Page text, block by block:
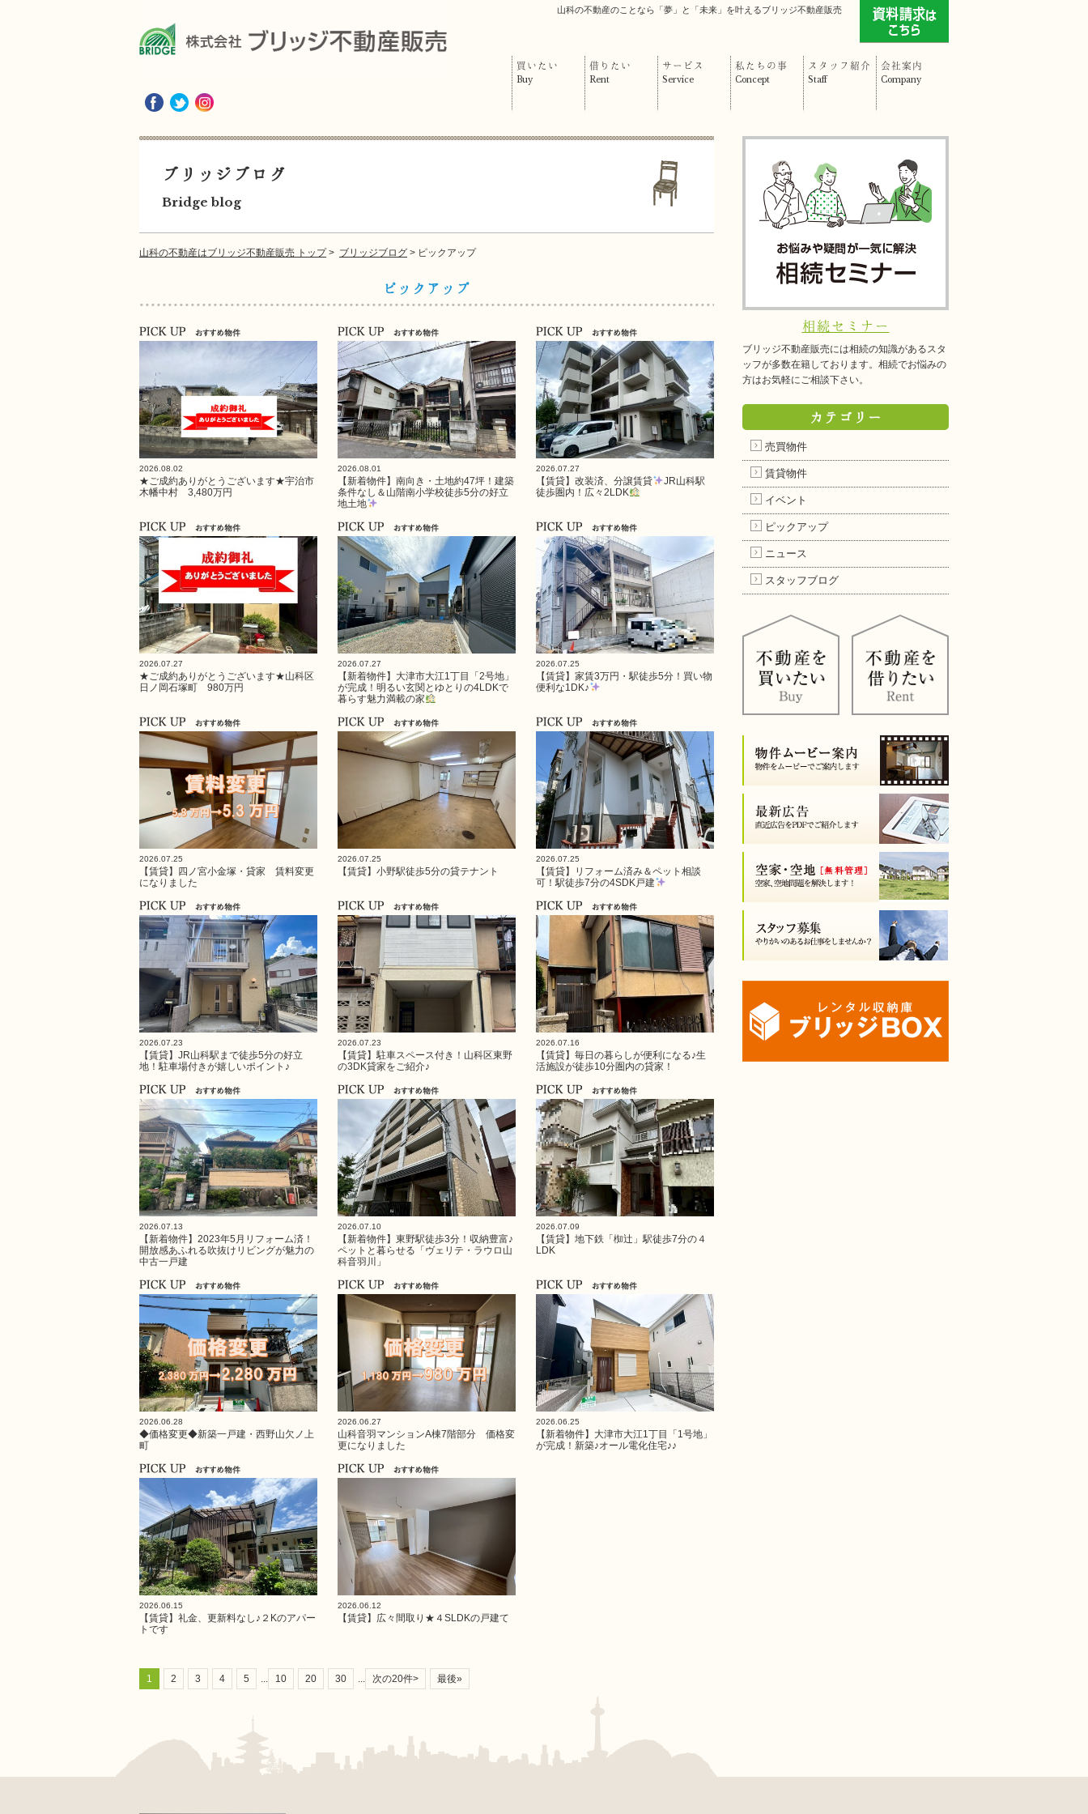
山科の不動産のことなら「夢」と「未来」を叶えるブリッジ不動産販売
買いたい
Buy
借りたい
Rent
サービス
Service
私たちの事
Concept
スタッフ紹介
Staff
会社案内
Company
ブリッジブログ
Bridge blog
山科の不動産はブリッジ不動産販売 トップ> ブリッジブログ > ピックアップ
ピックアップ
2026.08.02
★ご成約ありがとうございます★宇治市
木幡中村 3,480万円
2026.08.01
【新着物件】南向き・土地約47坪！建築
条件なし＆山階南小学校徒歩5分の好立
地土地
2026.07.27
【賃貸】改装済、分譲賃貸
JR山科駅
徒歩圏内！広々2LDK
2026.07.27
★ご成約ありがとうございます★山科区
日ノ岡石塚町 980万円
2026.07.27
【新着物件】大津市大江1丁目「2号地」
が完成！明るい玄関とゆとりの4LDKで
暮らす魅力満載の家
2026.07.25
【賃貸】家賃3万円・駅徒歩5分！買い物
便利な1DK♪
2026.07.25
【賃貸】四ノ宮小金塚・貸家 賃料変更
になりました
2026.07.25
【賃貸】小野駅徒歩5分の貸テナント
2026.07.25
【賃貸】リフォーム済み＆ペット相談
可！駅徒歩7分の4SDK戸建
2026.07.23
【賃貸】JR山科駅まで徒歩5分の好立
地！駐車場付きが嬉しいポイント♪
2026.07.23
【賃貸】駐車スペース付き！山科区東野
の3DK貸家をご紹介♪
2026.07.16
【賃貸】毎日の暮らしが便利になる♪生
活施設が徒歩10分圏内の貸家！
2026.07.13
【新着物件】2023年5月リフォーム済！
開放感あふれる吹抜けリビングが魅力の
中古一戸建
2026.07.10
【新着物件】東野駅徒歩3分！収納豊富♪
ペットと暮らせる「ヴェリテ・ラウロ山
科音羽川」
2026.07.09
【賃貸】地下鉄「椥辻」駅徒歩7分の４
LDK
2026.06.28
◆価格変更◆新築一戸建・西野山欠ノ上
町
2026.06.27
山科音羽マンションA棟7階部分 価格変
更になりました
2026.06.25
【新着物件】大津市大江1丁目「1号地」
が完成！新築♪オール電化住宅♪♪
2026.06.15
【賃貸】礼金、更新料なし♪２Kのアパー
トです
2026.06.12
【賃貸】広々間取り★４SLDKの戸建て
1 2 3 4 5 ... 10 20 30 ... 次の20件> 最後»
相続セミナー
ブリッジ不動産販売には相続の知識があるスタ
ッフが多数在籍しております。相続でお悩みの
方はお気軽にご相談下さい。
カテゴリー
売買物件
賃貸物件
イベント
ピックアップ
ニュース
スタッフブログ